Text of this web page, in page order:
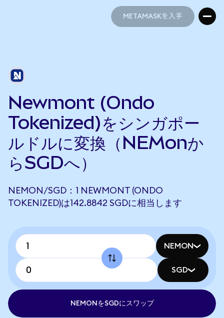
METAMASKを入手
Newmont (Ondo
Tokenized)をシンガポー
ルドルに変換（NEMonか
らSGDへ）
NEMON/SGD：1 NEWMONT (ONDO
TOKENIZED)は142.8842 SGDに相当します
NEMON
SGD
NEMONをSGDにスワップ